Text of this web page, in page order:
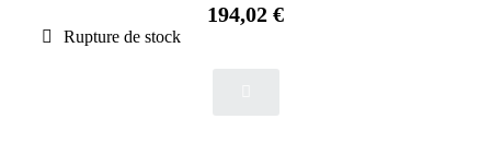
194,02 €
Rupture de stock